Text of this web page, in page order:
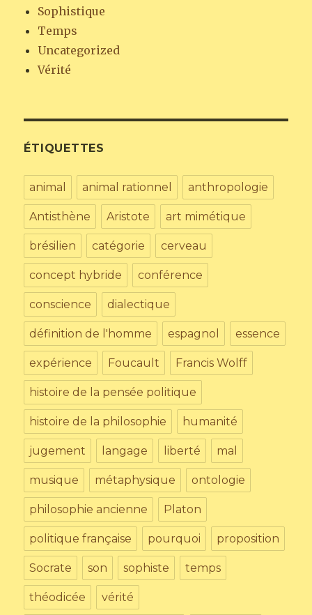
Sophistique
Temps
Uncategorized
Vérité
ÉTIQUETTES
animal animal rationnel anthropologie
Antisthène Aristote art mimétique
brésilien catégorie cerveau
concept hybride conférence
conscience dialectique
définition de l'homme espagnol essence
expérience Foucault Francis Wolff
histoire de la pensée politique
histoire de la philosophie humanité
jugement langage liberté mal
musique métaphysique ontologie
philosophie ancienne Platon
politique française pourquoi proposition
Socrate son sophiste temps
théodicée vérité